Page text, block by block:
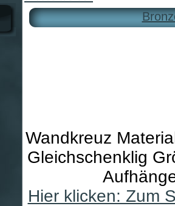
Wandkreuz
Gleichschenklig
Hier klicken: Zum